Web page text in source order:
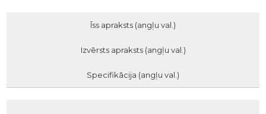
Īss apraksts (angļu val.)
Izvērsts apraksts (angļu val.)
Specifikācija (angļu val.)